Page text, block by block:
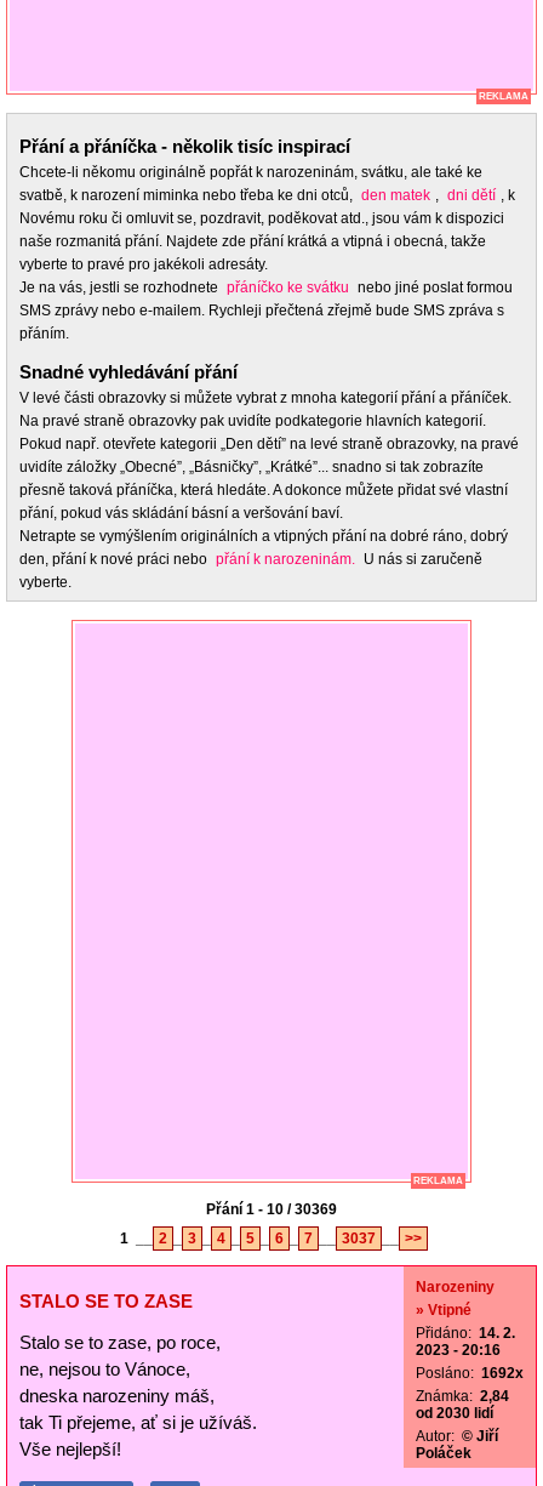
REKLAMA
Přání a přáníčka - několik tisíc inspirací
Chcete-li někomu originálně popřát k narozeninám, svátku, ale také ke
svatbě, k narození miminka nebo třeba ke dni otců, den matek , dni dětí , k
Novému roku či omluvit se, pozdravit, poděkovat atd., jsou vám k dispozici
naše rozmanitá přání. Najdete zde přání krátká a vtipná i obecná, takže
vyberte to pravé pro jakékoli adresáty.
Je na vás, jestli se rozhodnete přáníčko ke svátku nebo jiné poslat formou
SMS zprávy nebo e-mailem. Rychleji přečtená zřejmě bude SMS zpráva s
přáním.
Snadné vyhledávání přání
V levé části obrazovky si můžete vybrat z mnoha kategorií přání a přáníček.
Na pravé straně obrazovky pak uvidíte podkategorie hlavních kategorií.
Pokud např. otevřete kategorii „Den dětí” na levé straně obrazovky, na pravé
uvidíte záložky „Obecné”, „Básničky”, „Krátké”... snadno si tak zobrazíte
přesně taková přáníčka, která hledáte. A dokonce můžete přidat své vlastní
přání, pokud vás skládání básní a veršování baví.
Netrapte se vymýšlením originálních a vtipných přání na dobré ráno, dobrý
den, přání k nové práci nebo přání k narozeninám. U nás si zaručeně
vyberte.
REKLAMA
Přání 1 - 10 / 30369
1
2 3 4 5 6 7 3037 >>
STALO SE TO ZASE
Stalo se to zase, po roce,
ne, nejsou to Vánoce,
dneska narozeniny máš,
tak Ti přejeme, ať si je užíváš.
Vše nejlepší!
Narozeniny
» Vtipné
Přidáno: 14. 2.
2023 - 20:16
Posláno: 1692x
Známka: 2,84
od 2030 lidí
Autor: © Jiří
Poláček